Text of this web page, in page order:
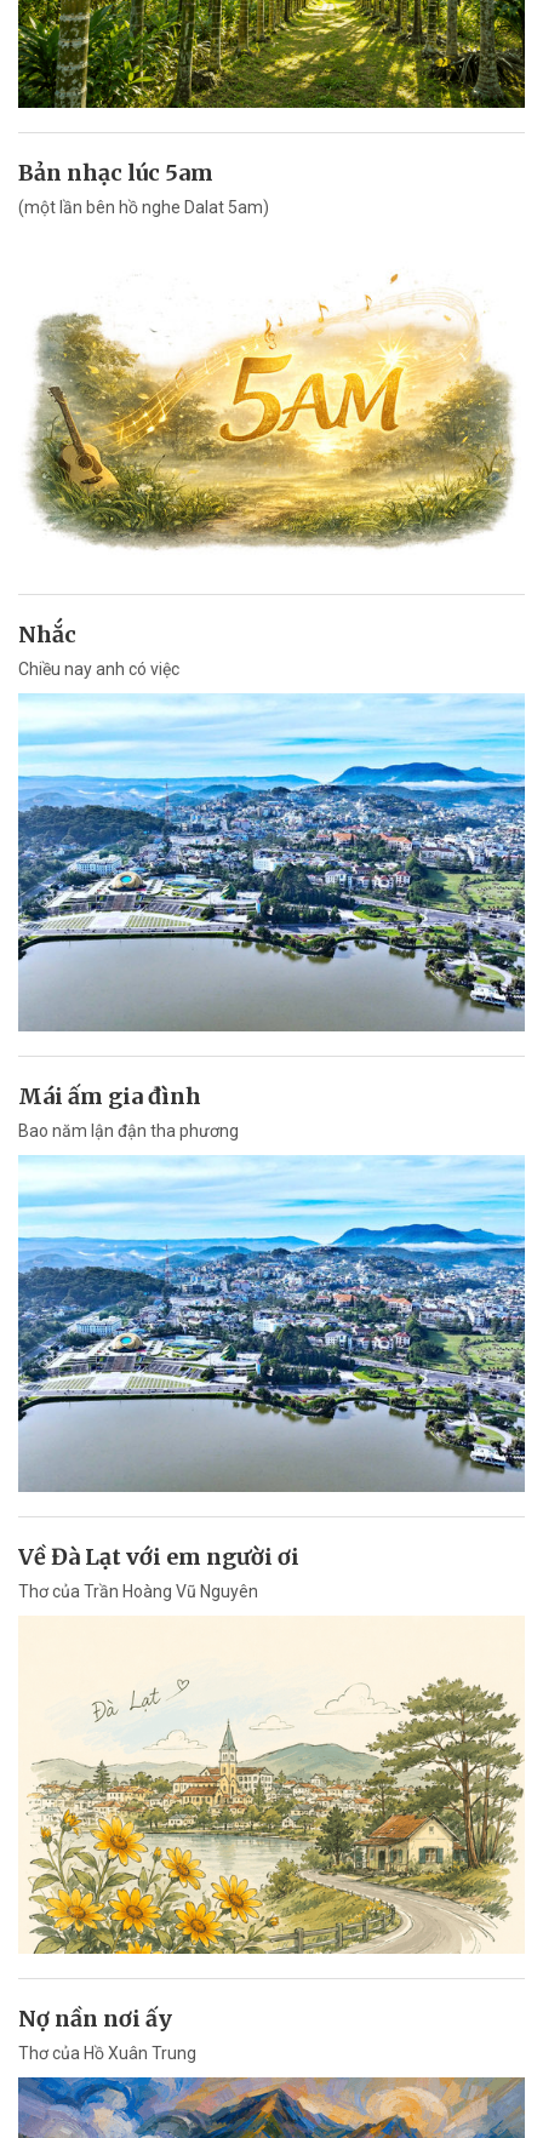
Bản nhạc lúc 5am
(một lần bên hồ nghe Dalat 5am)
Nhắc
Chiều nay anh có việc
Mái ấm gia đình
Bao năm lận đận tha phương
Về Đà Lạt với em người ơi
Thơ của Trần Hoàng Vũ Nguyên
Nợ nần nơi ấy
Thơ của Hồ Xuân Trung